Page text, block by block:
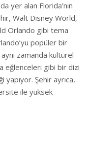
yer alan Florida’nın
Walt Disney World,
Orlando gibi tema
popüler bir
zamanda kültürel
eğlenceleri gibi bir dizi
Şehir ayrıca,
ile yüksek